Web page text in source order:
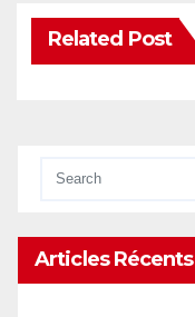
Related Post
Articles Récents